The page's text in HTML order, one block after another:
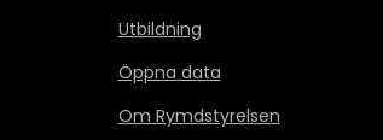
Utbildning
Öppna data
Om Rymdstyrelsen